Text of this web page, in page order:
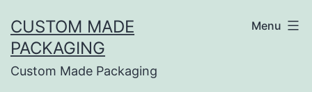
CUSTOM MADE
PACKAGING
Custom Made Packaging
Menu